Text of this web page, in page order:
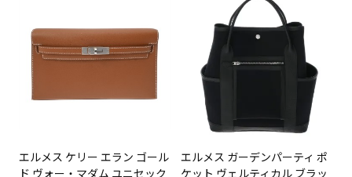
エルメス ケリー エラン ゴール
ド ヴォー・マダム ユニセック
エルメス ガーデンパーティ ポ
ケット ヴェルティカル ブラッ